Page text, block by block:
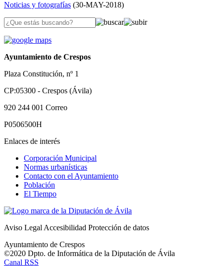
Noticias y fotografías (30-MAY-2018)
Ayuntamiento de Crespos
Plaza Constitución, nº 1
CP:05300 - Crespos (Ávila)
920 244 001 Correo
P0506500H
Enlaces de interés
Corporación Municipal
Normas urbanísticas
Contacto con el Ayuntamiento
Población
El Tiempo
Aviso LegalAccesibilidad Protección de datos
Ayuntamiento de Crespos
©2020 Dpto. de Informática de la Diputación de Ávila
Canal RSS